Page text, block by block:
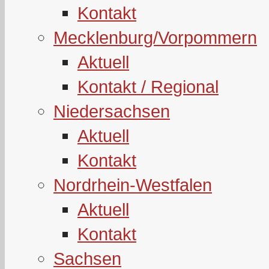
Kontakt
Mecklenburg/Vorpommern
Aktuell
Kontakt / Regional
Niedersachsen
Aktuell
Kontakt
Nordrhein-Westfalen
Aktuell
Kontakt
Sachsen